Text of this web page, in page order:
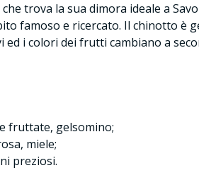
trova la sua dimora ideale a
famoso e ricercato. Il chinotto è
i colori dei frutti cambiano a
fruttate, gelsomino;
miele;
preziosi.